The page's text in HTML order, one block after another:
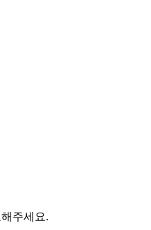
주세요.